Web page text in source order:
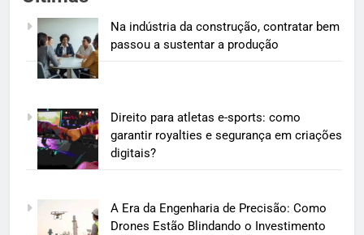
Na indústria da construção, contratar bem
passou a sustentar a produção
Direito para atletas e-sports: como
garantir royalties e segurança em criações
digitais?
A Era da Engenharia de Precisão: Como
Drones Estão Blindando o Investimento